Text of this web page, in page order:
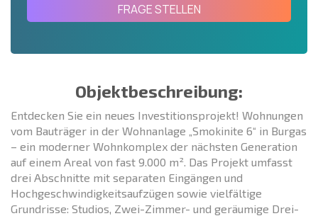
FRAGE STELLEN
Objektbeschreibung:
Entdecken Sie ein neues Investitionsprojekt! Wohnungen
vom Bauträger in der Wohnanlage „Smokinite 6“ in Burgas
– ein moderner Wohnkomplex der nächsten Generation
auf einem Areal von fast 9.000 m². Das Projekt umfasst
drei Abschnitte mit separaten Eingängen und
Hochgeschwindigkeitsaufzügen sowie vielfältige
Grundrisse: Studios, Zwei-Zimmer- und geräumige Drei-